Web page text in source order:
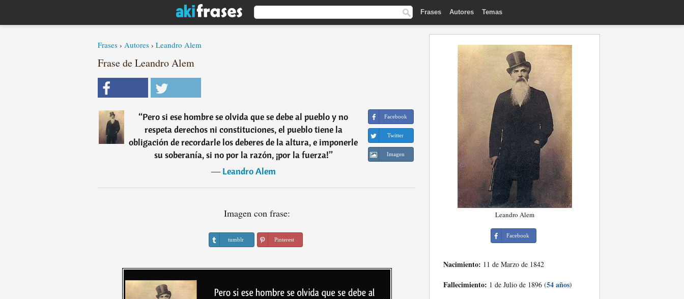
Frases Autores Temas
Frases › Autores › Leandro Alem
Frase de Leandro Alem
“Pero si ese hombre se olvida que se debe al pueblo y no
respeta derechos ni constituciones, el pueblo tiene la
obligación de recordarle los deberes de la altura, e imponerle
su soberanía, si no por la razón, ¡por la fuerza!”
―Leandro Alem
Facebook
Twitter
Imagen
Imagen con frase:
tumblr Pinterest
Leandro Alem
Facebook
Nacimiento: 11 de Marzo de 1842
Fallecimiento: 1 de Julio de 1896 (54 años)